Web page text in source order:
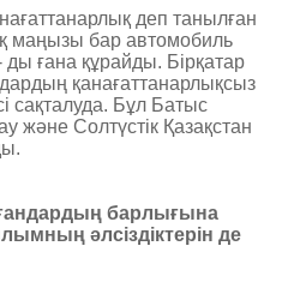
деп танылған
маңызы бар автомобиль
ғана құрайды. Бірқатар
қанағаттанарлықсыз
сақталуда. Бұл Батыс
және Солтүстік Қазақстан
барлығына
әлсіздіктерін де